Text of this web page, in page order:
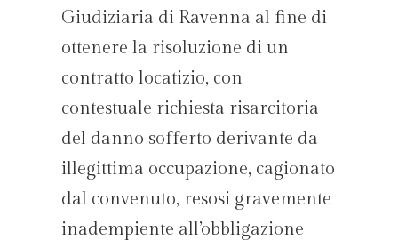
Giudiziaria di Ravenna al fine di
ottenere la risoluzione di un
contratto locatizio, con
contestuale richiesta risarcitoria
del danno sofferto derivante da
illegittima occupazione, cagionato
dal convenuto, resosi gravemente
inadempiente all’obbligazione